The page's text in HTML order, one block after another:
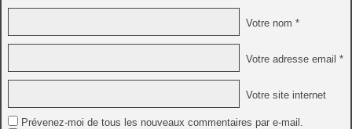
Votre nom *
Votre adresse email *
Votre site internet
Prévenez-moi de tous les nouveaux commentaires par e-mail.